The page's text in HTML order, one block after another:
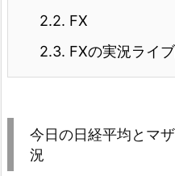
2.2. FX
2.3. FXの実況ライ
今日の日経平均とマ
況